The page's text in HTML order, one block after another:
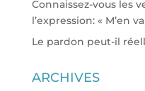
Connaissez-vous les
l’expression: « M’en
Le pardon peut-il
ARCHIVES